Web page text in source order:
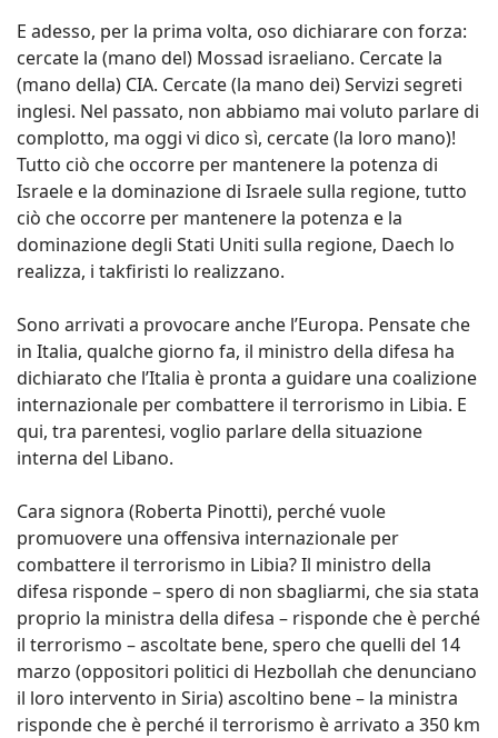
E adesso, per la prima volta, oso dichiarare con forza:
cercate la (mano del) Mossad israeliano. Cercate la
(mano della) CIA. Cercate (la mano dei) Servizi segreti
inglesi. Nel passato, non abbiamo mai voluto parlare di
complotto, ma oggi vi dico sì, cercate (la loro mano)!
Tutto ciò che occorre per mantenere la potenza di
Israele e la dominazione di Israele sulla regione, tutto
ciò che occorre per mantenere la potenza e la
dominazione degli Stati Uniti sulla regione, Daech lo
realizza, i takfiristi lo realizzano.
Sono arrivati a provocare anche l’Europa. Pensate che
in Italia, qualche giorno fa, il ministro della difesa ha
dichiarato che l’Italia è pronta a guidare una coalizione
internazionale per combattere il terrorismo in Libia. E
qui, tra parentesi, voglio parlare della situazione
interna del Libano.
Cara signora (Roberta Pinotti), perché vuole
promuovere una offensiva internazionale per
combattere il terrorismo in Libia? Il ministro della
difesa risponde – spero di non sbagliarmi, che sia stata
proprio la ministra della difesa – risponde che è perché
il terrorismo – ascoltate bene, spero che quelli del 14
marzo (oppositori politici di Hezbollah che denunciano
il loro intervento in Siria) ascoltino bene – la ministra
risponde che è perché il terrorismo è arrivato a 350 km